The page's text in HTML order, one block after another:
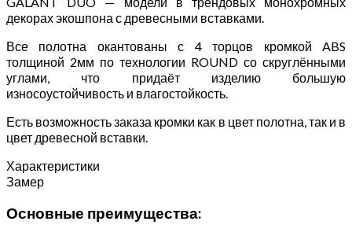
декорах экошпона с древесными вставками.
Все полотна окантованы с 4 торцов кромкой ABS
толщиной 2мм по технологии ROUND со скруглёнными
углами, что придаёт изделию большую
износоустойчивость и влагостойкость.
Есть возможность заказа кромки как в цвет полотна, так и в
цвет древесной вставки.
Характеристики
Замер
Основные преимущества: